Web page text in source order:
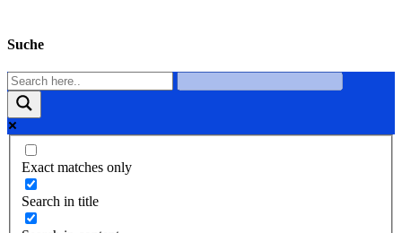
Suche
Exact matches only
Search in title